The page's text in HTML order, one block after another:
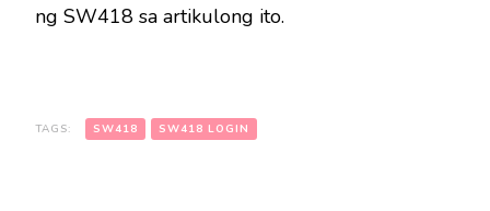
ng SW418 sa artikulong ito.
TAGS: SW418 SW418 LOGIN